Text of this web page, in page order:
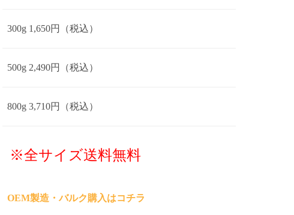
300g 1,650円（税込）
500g 2,490円（税込）
800g 3,710円（税込）
※全サイズ送料無料
OEM製造・バルク購入はコチラ